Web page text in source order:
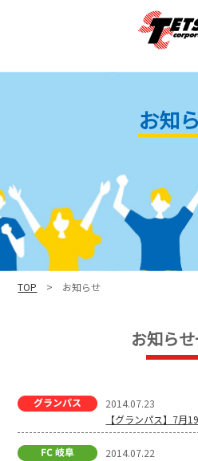
お知
TOP > お知らせ
お知ら
2014.07.23
【グランパス】7月
2014.07.22